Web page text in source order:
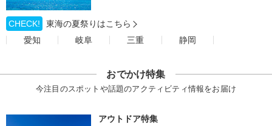
CHECK!
東海の夏祭りはこちら
愛知
岐阜 三重 静岡
おでかけ特集
今注目のスポットや話題のアクティビティ情報をお届け
アウトドア特集